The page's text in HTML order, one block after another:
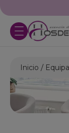
Inicio